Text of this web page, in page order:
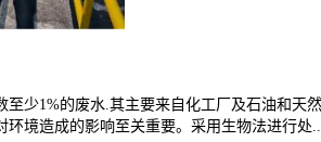
少1%的废水.其主要来自化工厂及石油和天
境造成的影响至关重要。采用生物法进行处...